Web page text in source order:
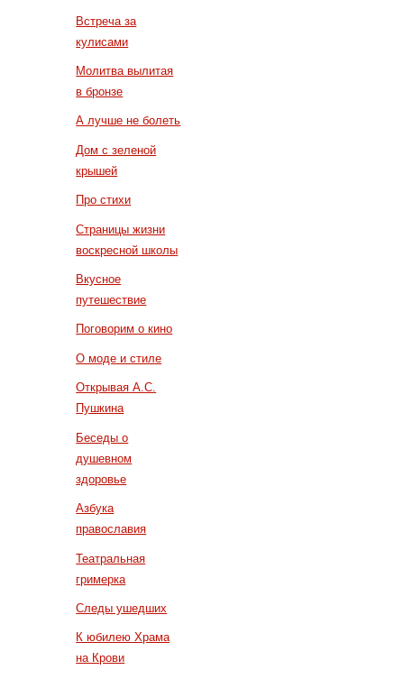
Встреча за
кулисами
Молитва вылитая
в бронзе
А лучше не болеть
Дом с зеленой
крышей
Про стихи
Страницы жизни
воскресной школы
Вкусное
путешествие
Поговорим о кино
О моде и стиле
Открывая А.С.
Пушкина
Беседы о
душевном
здоровье
Азбука
православия
Театральная
гримерка
Следы ушедших
К юбилею Храма
на Крови